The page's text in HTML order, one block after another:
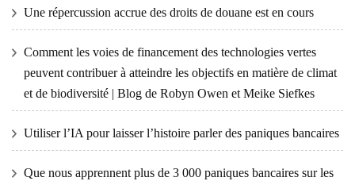
Une répercussion accrue des droits de douane est en cours
Comment les voies de financement des technologies vertes
peuvent contribuer à atteindre les objectifs en matière de climat
et de biodiversité | Blog de Robyn Owen et Meike Siefkes
Utiliser l’IA pour laisser l’histoire parler des paniques bancaires
Que nous apprennent plus de 3 000 paniques bancaires sur les